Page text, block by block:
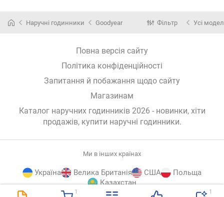
1 1
Наручні годинники Goodyear Фільтр Усі
Повна версія сайту
Політика конфіденційності
Запитання й побажання щодо сайту
Магазинам
Каталог наручних годинників 2026 - новинки, хіти
продажів, купити наручні годинники.
Ми в інших країнах
Україна Велика Британія США
Польща
Казахстан